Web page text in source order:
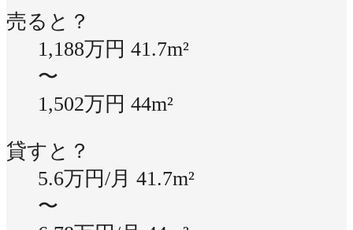
売ると？
1,188万円 41.7m²
〜
1,502万円 44m²
貸すと？
5.6万円/月 41.7m²
〜